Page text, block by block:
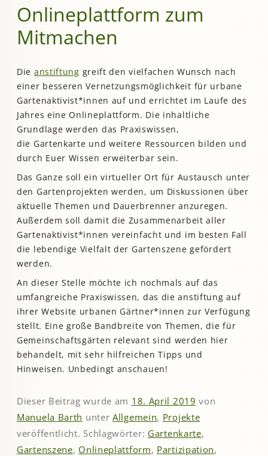
Onlineplattform zum
Mitmachen
Die anstiftung greift den vielfachen Wunsch nach
einer besseren Vernetzungsmöglichkeit für urbane
Gartenaktivist*innen auf und errichtet im Laufe des
Jahres eine Onlineplattform. Die inhaltliche
Grundlage werden das Praxiswissen,
die Gartenkarte und weitere Ressourcen bilden und
durch Euer Wissen erweiterbar sein.
Das Ganze soll ein virtueller Ort für Austausch unter
den Gartenprojekten werden, um Diskussionen über
aktuelle Themen und Dauerbrenner anzuregen.
Außerdem soll damit die Zusammenarbeit aller
Gartenaktivist*innen vereinfacht und im besten Fall
die lebendige Vielfalt der Gartenszene gefördert
werden.
An dieser Stelle möchte ich nochmals auf das
umfangreiche Praxiswissen, das die anstiftung auf
ihrer Website urbanen Gärtner*innen zur Verfügung
stellt. Eine große Bandbreite von Themen, die für
Gemeinschaftsgärten relevant sind werden hier
behandelt, mit sehr hilfreichen Tipps und
Hinweisen. Unbedingt anschauen!
Dieser Beitrag wurde am 18. April 2019 von
Manuela Barth unterAllgemein, Projekte
veröffentlicht. Schlagwörter: Gartenkarte,
Gartenszene, Onlineplattform, Partizipation,